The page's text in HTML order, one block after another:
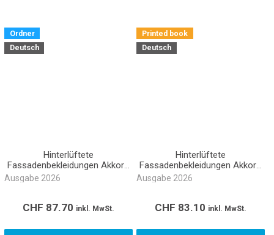
Ordner
Deutsch
Hinterlüftete
Fassadenbekleidungen Akkord
NPK 343 (Ordner)
Ausgabe 2026
CHF 87.70 inkl. MwSt.
Printed book
Deutsch
Hinterlüftete
Fassadenbekleidungen Akkord
NPK 343 (Buch gebunden)
Ausgabe 2026
CHF 83.10 inkl. MwSt.